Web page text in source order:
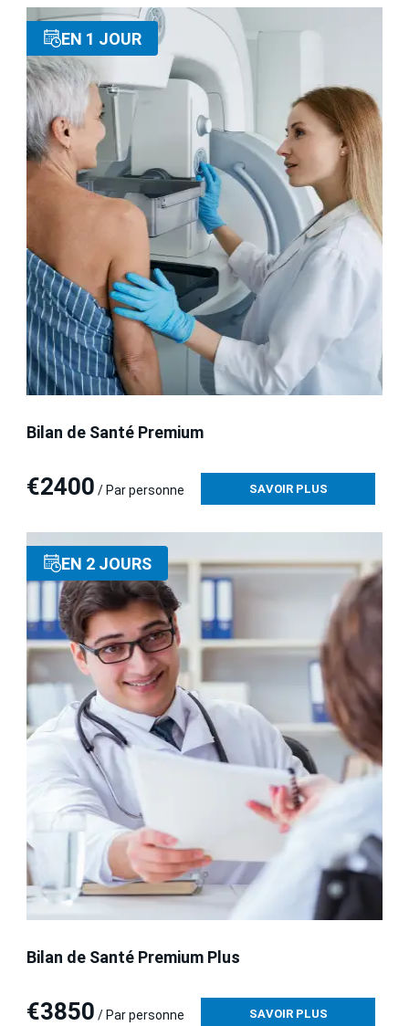
EN 1 JOUR
Bilan de Santé Premium
€2400 / Par personne SAVOIR PLUS
EN 2 JOURS
Bilan de Santé Premium Plus
€3850 / Par personne SAVOIR PLUS